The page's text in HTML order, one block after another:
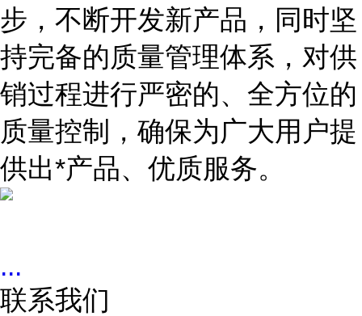
步，不断开发新产品，同时坚
持完备的质量管理体系，对供
销过程进行严密的、全方位的
质量控制，确保为广大用户提
供出*产品、优质服务。
...
联系我们